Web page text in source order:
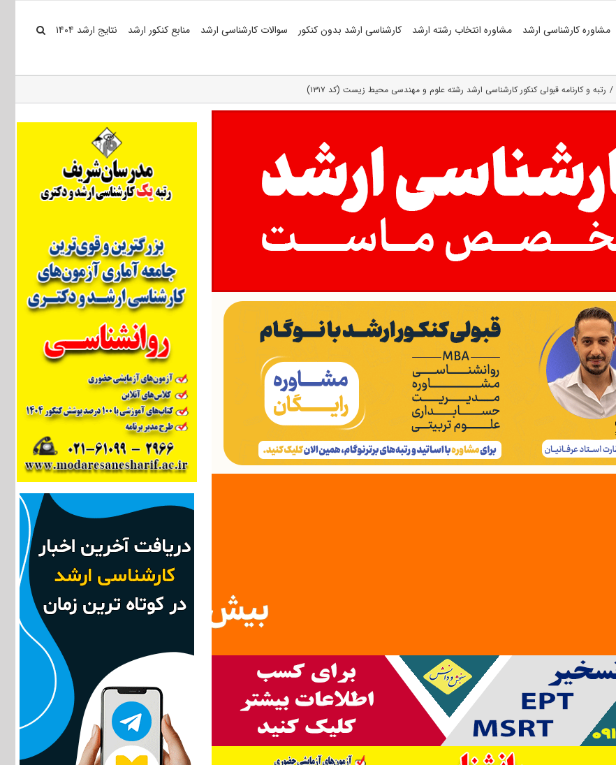
مشاوره کارشناسی ارشد مشاوره انتخاب رشته ارشد کارشناسی ارشد بدون کنکور سوالات کارشناسی ارشد منابع کنکور ارشد نتایج ارشد ۱۴۰۴
رتبه و کارنامه قبولی کنکور کارشناسی ارشد رشته علوم و مهندسی محیط زیست (کد ۱۳۱۷)